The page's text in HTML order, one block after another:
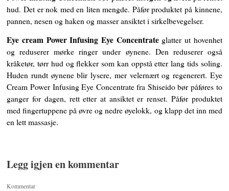
hud. Det er nok med en liten mengde. Påfør produktet på kinnene,
pannen, nesen og haken og masser ansiktet i sirkelbevegelser.
Eye cream Power Infusing Eye Concentrateglatter ut hovenhet
og reduserer mørke ringer under øynene. Den reduserer også
kråketør, tørr hud og flekker som kan oppstå etter lang tids soling.
Huden rundt øynene blir lysere, mer velernært og regenerert. Eye
Cream Power Infusing Eye Concentrate fra Shiseido bør påføres to
ganger for dagen, rett etter at ansiktet er renset. Påfør produktet
med fingertuppene på øvre og nedre øyelokk, og klapp det inn med
en lett massasje.
Legg igjen en kommentar
Kommentar